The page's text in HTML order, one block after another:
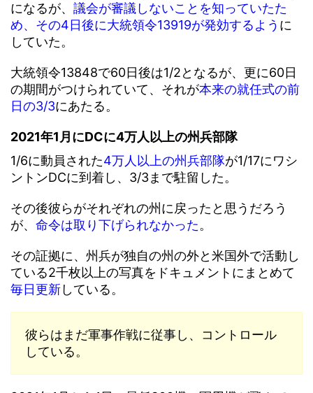
になるが、 議会が審議しないことを知っていたた
め、その4日後に大統領令13919が発効するよう に
していた。
大統領令13848で60日後は1/2となるが、更に60日
の期間がつけられていて、それが本来の就任式の前
日の3/3にあたる。
2021年1月にDCに4万人以上の州兵部隊
1/6に動員された4万人以上の州兵部隊が1/17にワシ
ントンDCに到着し、3/3まで駐留した。
その後彼らがそれぞれの州に戻ったと思うだろう
が、 命令は取り下げられなかった。
その証拠に、州兵が独自の州の外と米国外で活動し
ている2千枚以上の写真をドキュメントにまとめて
毎日更新している。
彼らはまだ軍事作戦に従事し、コントロール
している。